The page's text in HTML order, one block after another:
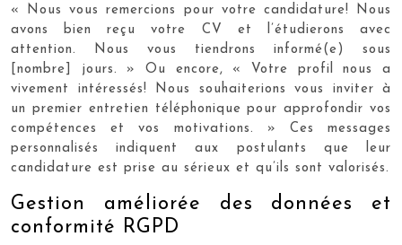
« Nous vous remercions pour votre candidature! Nous
avons bien reçu votre CV et l’étudierons avec
attention. Nous vous tiendrons informé(e) sous
[nombre] jours. » Ou encore, « Votre profil nous a
vivement intéressés! Nous souhaiterions vous inviter à
un premier entretien téléphonique pour approfondir vos
compétences et vos motivations. » Ces messages
personnalisés indiquent aux postulants que leur
candidature est prise au sérieux et qu’ils sont valorisés.
Gestion améliorée des données et
conformité RGPD